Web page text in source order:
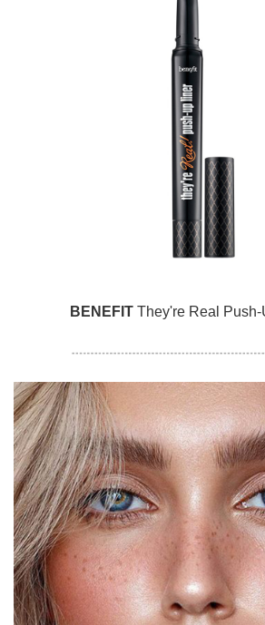
BENEFIT They're Real